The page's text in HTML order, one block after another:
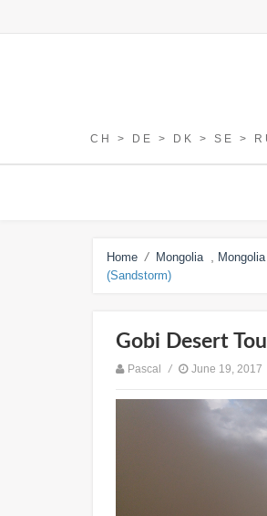
CH > DE > DK > SE >
Home / Mongolia
(sandstorm)
Gobi Desert
Pascal / June 19, 2017